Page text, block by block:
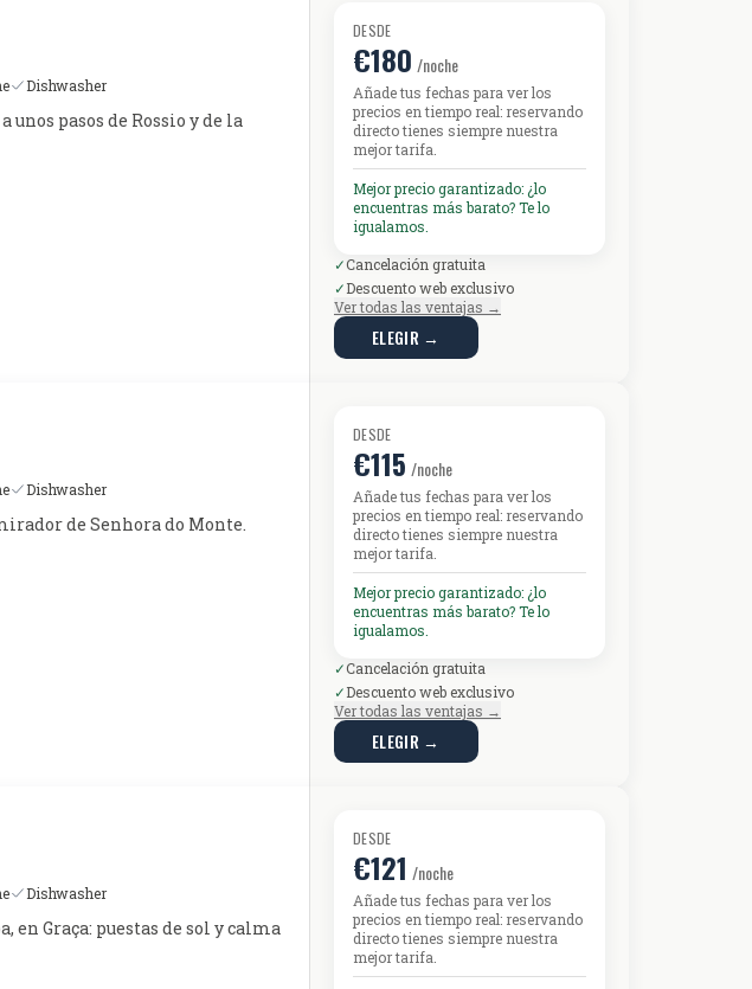
Dishwasher
pasos de Rossio y de la
DESDE
€180 /noche
Añade tus fechas para ver los
precios en tiempo real: reservando
directo tienes siempre nuestra
mejor tarifa.
Mejor precio garantizado: ¿lo
encuentras más barato? Te lo
igualamos.
✓Cancelación gratuita
✓Descuento web exclusivo
Ver todas las ventajas →
ELEGIR →
Dishwasher
de Senhora do Monte.
DESDE
€115 /noche
Añade tus fechas para ver los
precios en tiempo real: reservando
directo tienes siempre nuestra
mejor tarifa.
Mejor precio garantizado: ¿lo
encuentras más barato? Te lo
igualamos.
✓Cancelación gratuita
✓Descuento web exclusivo
Ver todas las ventajas →
ELEGIR →
Dishwasher
en Graça: puestas de sol y calma
DESDE
€121 /noche
Añade tus fechas para ver los
precios en tiempo real: reservando
directo tienes siempre nuestra
mejor tarifa.